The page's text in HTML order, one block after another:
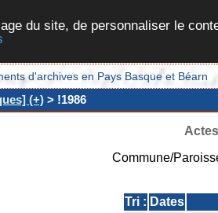
du site, de personnaliser le
d'archives en Pays Basque et Béarn
(+) > !1986
Commune/
Tri : Dates